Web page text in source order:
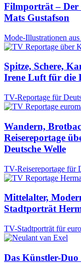
Filmporträt – Der
Mats Gustafson
Mode-Illustrationen
Spitze, Schere,
Irene Luft für die
TV-Reportage für
Wandern,
Reisereportage
Deutsche Welle
TV-Reisereportage für
Mittelalter,
Stadtporträt
TV-Stadtporträt für
Das Künstler-